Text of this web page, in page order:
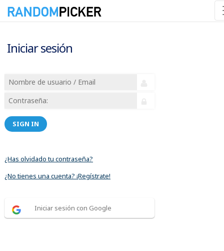
Iniciar sesión
SIGN IN
¿Has olvidado tu contraseña?
¿No tienes una cuenta? ¡Regístrate!
Iniciar sesión con Google